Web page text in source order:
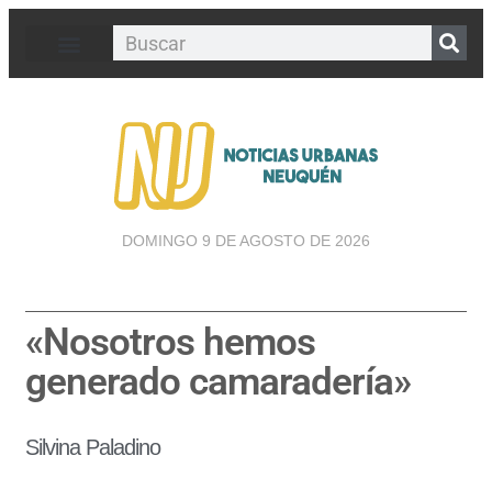
DOMINGO 9 DE AGOSTO DE 2026
«Nosotros hemos
generado camaradería»
Silvina Paladino